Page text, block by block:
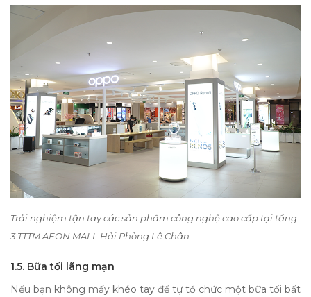
Trải nghiệm tận tay các sản phẩm công nghệ cao cấp tại tầng
3 TTTM AEON MALL Hải Phòng Lê Chân
1.5. Bữa tối lãng mạn
Nếu bạn không mấy khéo tay để tự tổ chức một bữa tối bất